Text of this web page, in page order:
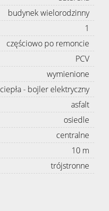
budynek wielorodzinny
1
częściowo po remoncie
PCV
wymienione
ciepła - bojler elektryczny
asfalt
osiedle
centralne
10 m
trójstronne